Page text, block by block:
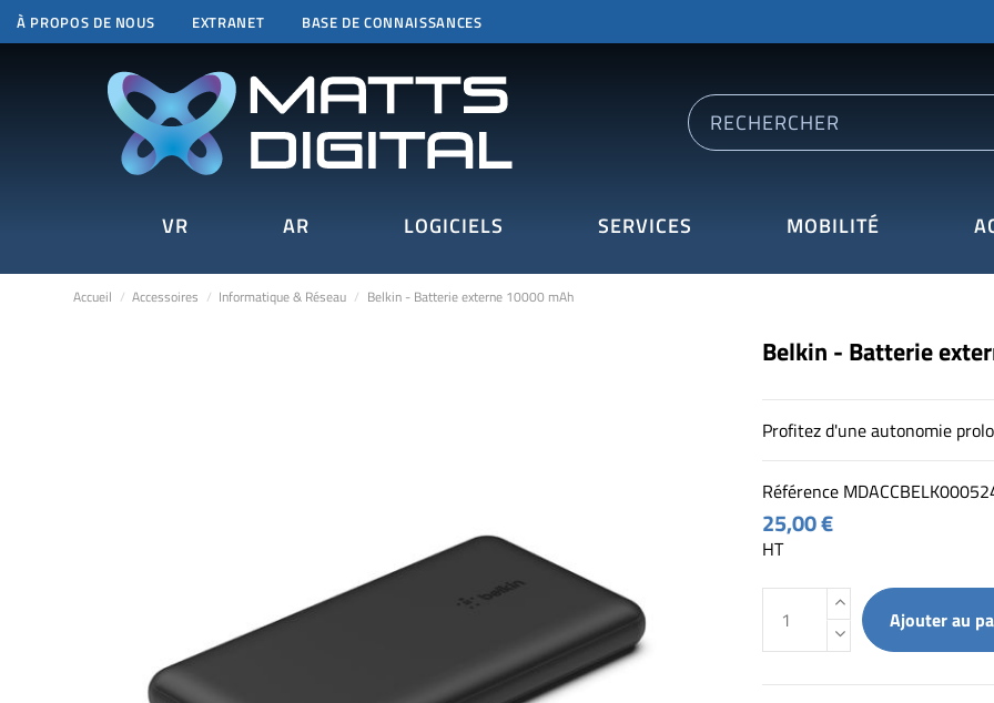
À PROPOS DE NOUS EXTRANET BASE DE CONNAISSANCES
VR AR LOGICIELS SERVICES MOBILITÉ
Accueil Accessoires Informatique & Réseau Belkin - Batterie externe 10000 mAh
Belkin - Batterie
Profitez d'une autonomie
Référence
25,00 €
HT
Ajouter au